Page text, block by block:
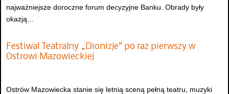
najważniejsze doroczne forum decyzyjne Banku. Obrady były
okazją...
Festiwal Teatralny „Dionizje” po raz pierwszy w
Ostrowi Mazowieckiej
Ostrów Mazowiecka stanie się letnią sceną pełną teatru, muzyki